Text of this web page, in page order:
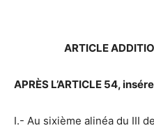
ARTICLE
APRÈS L’ARTICLE 54,
I.- Au sixième alinéa du III